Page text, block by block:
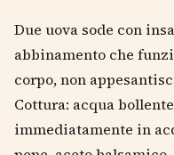
Due uova sode con
abbinamento che
corpo, non
Cottura: acqua
immediatamente in